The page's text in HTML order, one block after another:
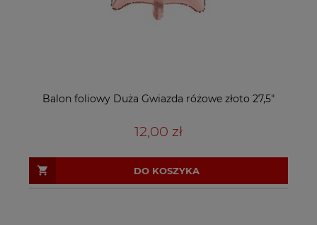
Balon foliowy Duża Gwiazda różowe złoto 27,5"
12,00 zł
DO KOSZYKA